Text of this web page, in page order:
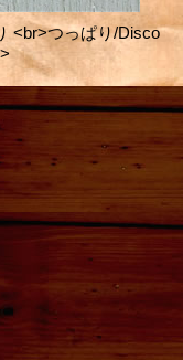
<br>つっぱり/Disco